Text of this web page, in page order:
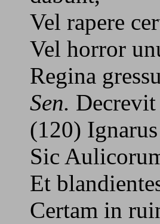
Vel rapere
Vel horror
Regina
Sen.
(120)
Sic
Et
Certam in